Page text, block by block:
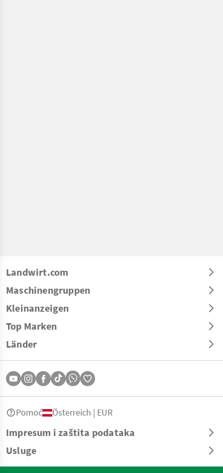
Landwirt.com
Maschinengruppen
Kleinanzeigen
Top Marken
Länder
Impresum i zaštita podataka
Usluge
Pomoć Österreich | EUR